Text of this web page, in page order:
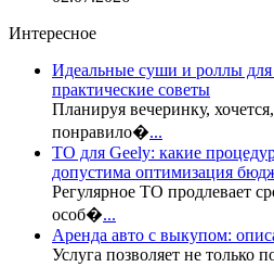
Интересное
Идеальные суши и роллы для
практические советы
Планируя вечеринку,
понравило�...
ТО для Geely: какие
допустима оптимизация
Регулярное ТО продлевает
особ�...
Аренда авто с выкупом:
Услуга позволяет не только